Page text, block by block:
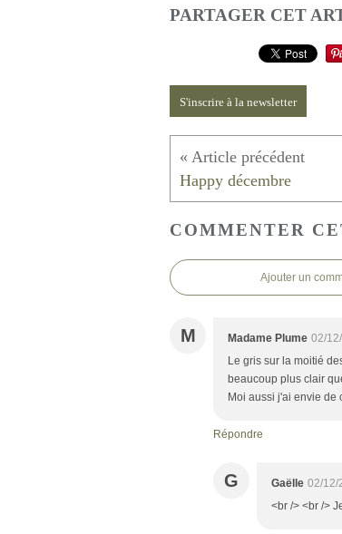
PARTAGER CET
S'inscrire à la newsletter
Happy décembre
COMMENTER
Ajouter un
M Madame Plume 02/
Le gris sur la moitié
beaucoup plus clair
Moi aussi j'ai envie
Répondre
G Gaëlle 02/12/
<br /> <br />